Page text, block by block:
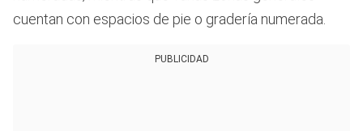
cuentan con espacios de pie o gradería numerada.
PUBLICIDAD